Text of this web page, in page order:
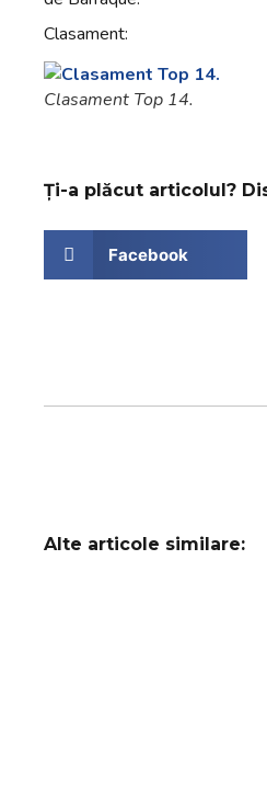
Clasament:
Clasament Top 14.
Ți-a plăcut articolul?
Facebook
Alte articole similare: